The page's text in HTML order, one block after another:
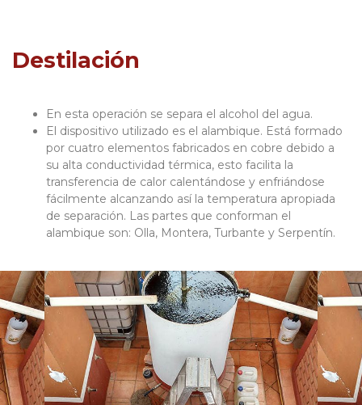
Destilación
En esta operación se separa el alcohol del agua.
El dispositivo utilizado es el alambique. Está formado
por cuatro elementos fabricados en cobre debido a
su alta conductividad térmica, esto facilita la
transferencia de calor calentándose y enfriándose
fácilmente alcanzando así la temperatura apropiada
de separación. Las partes que conforman el
alambique son: Olla, Montera, Turbante y Serpentín.